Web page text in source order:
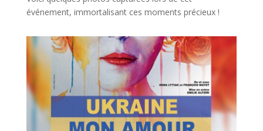
événement, immortalisant ces moments précieux !